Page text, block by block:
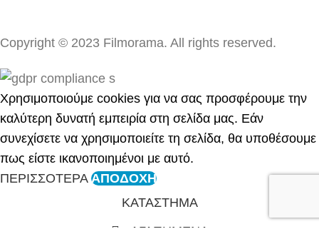
Copyright © 2023 Filmorama. All rights reserved.
Χρησιμοποιούμε cookies για να σας προσφέρουμε την
καλύτερη δυνατή εμπειρία στη σελίδα μας. Εάν
συνεχίσετε να χρησιμοποιείτε τη σελίδα, θα υποθέσουμε
πως είστε ικανοποιημένοι με αυτό.
ΠΕΡΙΣΣΟΤΕΡΑ ΑΠΟΔΟΧΗ
ΚΑΤΑΣΤΗΜΑ